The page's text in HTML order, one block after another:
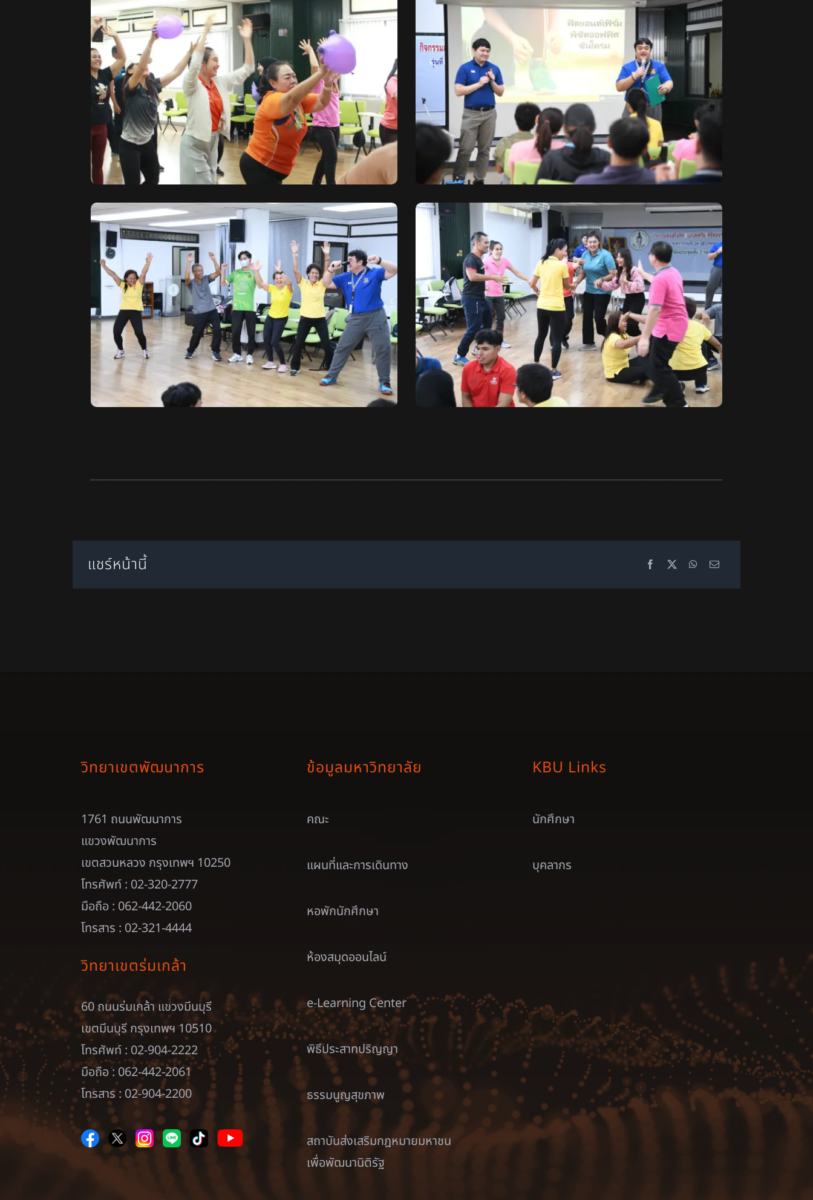
แชร์หน้านี้
วิทยาเขตพัฒนาการ
1761 ถนนพัฒนาการ
แขวงพัฒนาการ
เขตสวนหลวง กรุงเทพฯ 10250
โทรศัพท์ : 02-320-2777
มือถือ : 062-442-2060
โทรสาร : 02-321-4444
วิทยาเขตร่มเกล้า
60 ถนนร่มเกล้า แขวงมีนบุรี
เขตมีนบุรี กรุงเทพฯ 10510
โทรศัพท์ : 02-904-2222
มือถือ : 062-442-2061
โทรสาร : 02-904-2200
ข้อมูลมหาวิทยาลัย
คณะ
แผนที่และการเดินทาง
หอพักนักศึกษา
ห้องสมุดออนไลน์
e-Learning Center
พิธีประสาทปริญญา
ธรรมนูญสุขภาพ
สถาบันส่งเสริมกฎหมายมหาชน
เพื่อพัฒนานิติรัฐ
KBU Links
นักศึกษา
บุคลากร